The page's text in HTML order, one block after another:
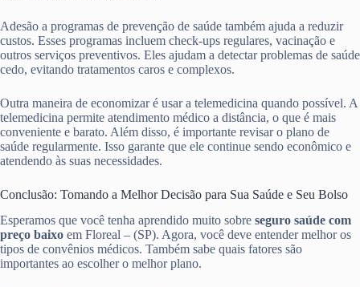
Adesão a programas de prevenção de saúde também ajuda a reduzir
custos. Esses programas incluem check-ups regulares, vacinação e
outros serviços preventivos. Eles ajudam a detectar problemas de saúde
cedo, evitando tratamentos caros e complexos.
Outra maneira de economizar é usar a telemedicina quando possível. A
telemedicina permite atendimento médico a distância, o que é mais
conveniente e barato. Além disso, é importante revisar o plano de
saúde regularmente. Isso garante que ele continue sendo econômico e
atendendo às suas necessidades.
Conclusão: Tomando a Melhor Decisão para Sua Saúde e Seu Bolso
Esperamos que você tenha aprendido muito sobre seguro saúde com
preço baixo em Floreal – (SP). Agora, você deve entender melhor os
tipos de convênios médicos. Também sabe quais fatores são
importantes ao escolher o melhor plano.